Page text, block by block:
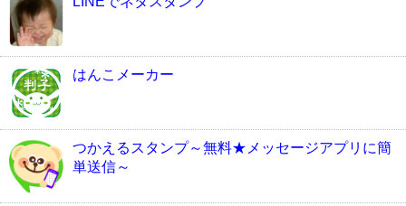
はんこメーカー
つかえるスタンプ～無料★メッセージアプリに簡
単送信～